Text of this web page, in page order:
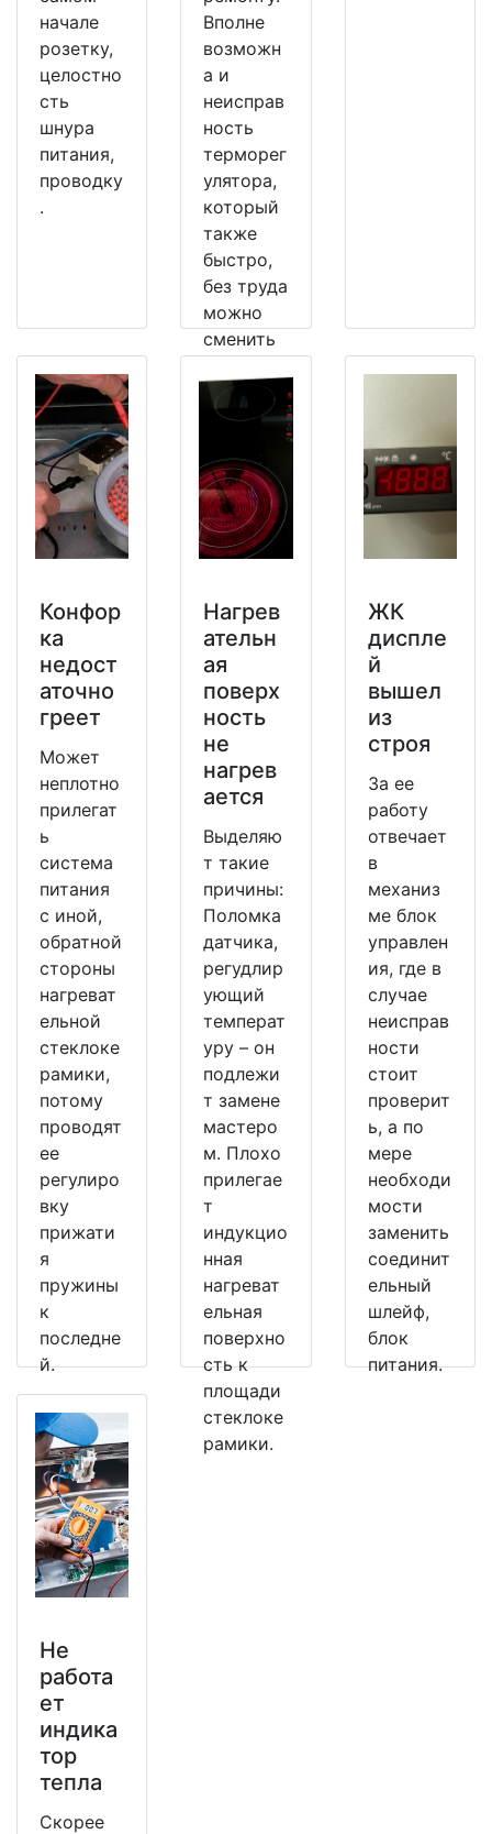
начале
розетку,
целостно
сть
шнура
питания,
проводку
.
Вполне
возможн
а и
неисправ
ность
терморег
улятора,
который
также
быстро,
без труда
можно
сменить
рабочий.
Конфор
ка
недост
аточно
греет
Может
неплотно
прилегат
ь
система
питания
с иной,
обратной
стороны
нагреват
ельной
стеклоке
рамики,
потому
проводят
ее
регулиро
вку
прижати
я
пружины
к
последне
й.
Нагрев
ательн
ая
поверх
ность
не
нагрев
ается
Выделяю
т такие
причины:
Поломка
датчика,
регудлир
ующий
температ
уру – он
подлежи
т замене
мастеро
м. Плохо
прилегае
т
индукцио
нная
нагреват
ельная
поверхно
сть к
площади
стеклоке
рамики.
ЖК
диспле
й
вышел
из
строя
За ее
работу
отвечает
в
механиз
ме блок
управлен
ия, где в
случае
неисправ
ности
стоит
проверит
ь, а по
мере
необходи
мости
заменить
соединит
ельный
шлейф,
блок
питания.
Не
работа
ет
индика
тор
тепла
Скорее